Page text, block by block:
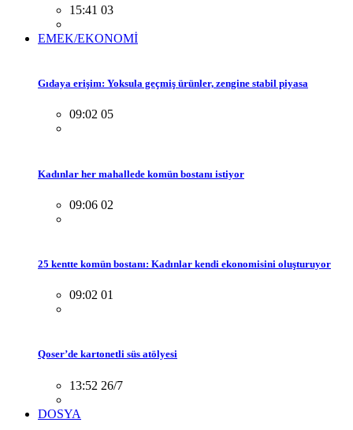
15:41 03
EMEK/EKONOMİ
Gıdaya erişim: Yoksula geçmiş ürünler, zengine stabil piyasa
09:02 05
Kadınlar her mahallede komün bostanı istiyor
09:06 02
25 kentte komün bostanı: Kadınlar kendi ekonomisini oluşturuyor
09:02 01
Qoser’de kartonetli süs atölyesi
13:52 26/7
DOSYA